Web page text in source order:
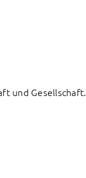
und Gesellschaft.